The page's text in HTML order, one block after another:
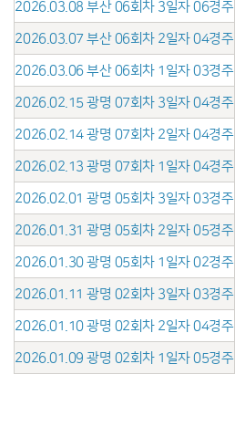
2026.03.08 부산 06회차 3일자 06경주
2026.03.07 부산 06회차 2일자 04경주
2026.03.06 부산 06회차 1일자 03경주
2026.02.15 광명 07회차 3일자 04경주
2026.02.14 광명 07회차 2일자 04경주
2026.02.13 광명 07회차 1일자 04경주
2026.02.01 광명 05회차 3일자 03경주
2026.01.31 광명 05회차 2일자 05경주
2026.01.30 광명 05회차 1일자 02경주
2026.01.11 광명 02회차 3일자 03경주
2026.01.10 광명 02회차 2일자 04경주
2026.01.09 광명 02회차 1일자 05경주